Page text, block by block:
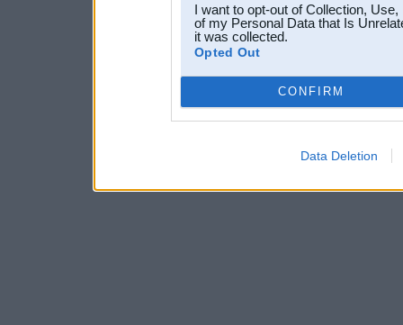
I want to opt-out of Collection,
of my Personal Data that Is
it was collected.
Opted Out
CONFIRM
Data Deletion